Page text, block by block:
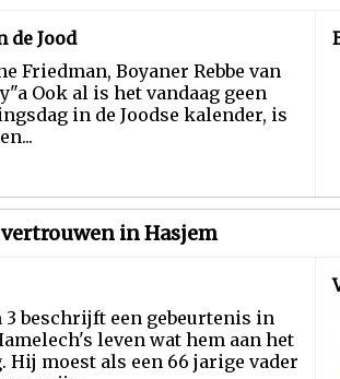
de Jood
Friedman, Boyaner Rebbe van
Ook al is het vandaag geen
in de Joodse kalender, is
in Hasjem
beschrijft een gebeurtenis in
leven wat hem aan het
Hij moest als een 66 jarige vader